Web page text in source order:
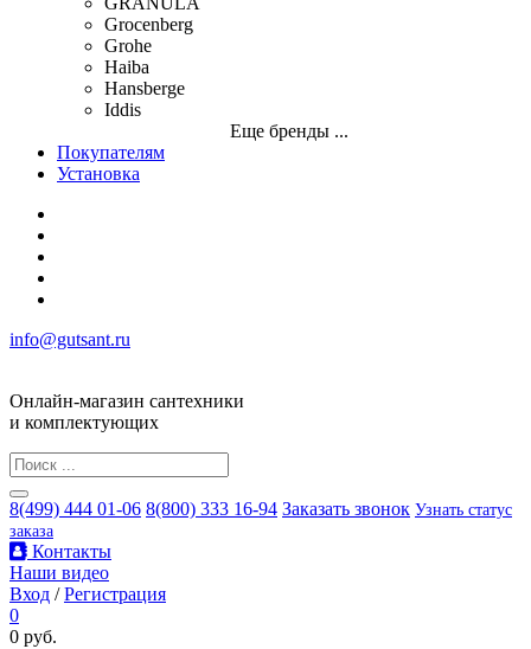
Grocenberg
Grohe
Haiba
Hansberge
Iddis
Еще бренды ...
Покупателям
Установка
info@gutsant.ru
Онлайн-магазин сантехники
и комплектующих
8(499) 444 01-06 8(800) 333 16-94 Заказать звонок Узнать статус
заказа
Контакты
Наши видео
Вход /Регистрация
0
0 руб.